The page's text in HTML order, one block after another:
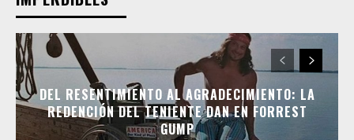
DEL RESENTIMIENTO AL AGRADECIMIENTO: LA
REDENCIÓN DEL TENIENTE DAN EN FORREST
GUMP